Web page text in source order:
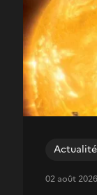
Actualité
02 août 2026